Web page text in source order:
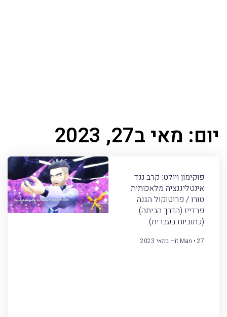
יום: מאי ב27, 2023
פוקימון ויולט: קרב נגד
אינטליגנציה מלאכותית
טורו / פרוטוקול הגנה
פרדייז (הדרך הביתה)
(כתוביות בעברית)
Hit Man 27 במאי 2023